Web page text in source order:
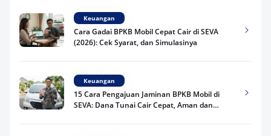
Keuangan
Cara Gadai BPKB Mobil Cepat Cair di SEVA
(2026): Cek Syarat, dan Simulasinya
Keuangan
15 Cara Pengajuan Jaminan BPKB Mobil di
SEVA: Dana Tunai Cair Cepat, Aman dan